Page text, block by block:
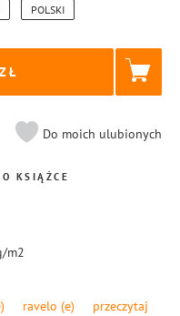
POLSKI
Do moich ulubionych
O KSIĄŻCE
m2
ravelo (e)
przeczytaj